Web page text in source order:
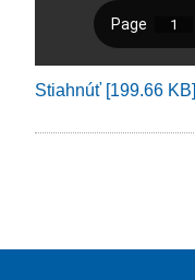
Stiahnúť [199.66 KB]